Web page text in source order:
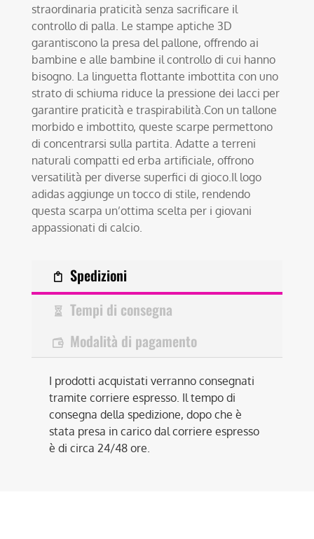
straordinaria praticità senza sacrificare il
controllo di palla. Le stampe aptiche 3D
garantiscono la presa del pallone, offrendo ai
bambine e alle bambine il controllo di cui hanno
bisogno. La linguetta flottante imbottita con uno
strato di schiuma riduce la pressione dei lacci per
garantire praticità e traspirabilità.Con un tallone
morbido e imbottito, queste scarpe permettono
di concentrarsi sulla partita. Adatte a terreni
naturali compatti ed erba artificiale, offrono
versatilità per diverse superfici di gioco.Il logo
adidas aggiunge un tocco di stile, rendendo
questa scarpa un’ottima scelta per i giovani
appassionati di calcio.
Spedizioni
Tempi di consegna
Modalità di pagamento
I prodotti acquistati verranno consegnati
tramite corriere espresso. Il tempo di
consegna della spedizione, dopo che è
stata presa in carico dal corriere espresso
è di circa 24/48 ore.